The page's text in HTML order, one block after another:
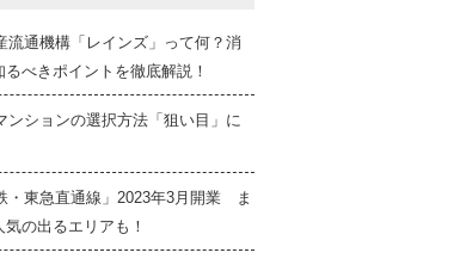
任意売却
売買契約のご締結
はじめての物件探し
流通機構「レインズ」って何？消
るべきポイントを徹底解説！
ンションの選択方法「狙い目」に
・東急直通線」2023年3月開業 ま
気の出るエリアも！